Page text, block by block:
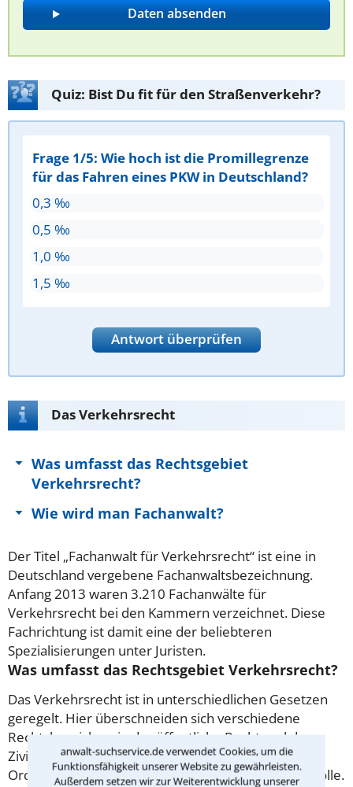
anwalt-suchservice.de verwendet Cookies, um die
Funktionsfähigkeit unserer Website zu gewährleisten.
Außerdem setzen wir zur Weiterentwicklung unserer
Quiz: Bist Du fit für den Straßenverkehr?
Frage 1/5: Wie hoch ist die Promillegrenze
für das Fahren eines PKW in Deutschland?
0,3 ‰
0,5 ‰
1,0 ‰
1,5 ‰
Antwort überprüfen
Das Verkehrsrecht
Was umfasst das Rechtsgebiet
Verkehrsrecht?
Wie wird man Fachanwalt?
Der Titel „Fachanwalt für Verkehrsrecht“ ist eine in
Deutschland vergebene Fachanwaltsbezeichnung.
Anfang 2013 waren 3.210 Fachanwälte für
Verkehrsrecht bei den Kammern verzeichnet. Diese
Fachrichtung ist damit eine der beliebteren
Spezialisierungen unter Juristen.
Was umfasst das Rechtsgebiet Verkehrsrecht?
Das Verkehrsrecht ist in unterschiedlichen Gesetzen
geregelt. Hier überschneiden sich verschiedene
Rechtsbereiche wie das öffentliche Recht und das
Zivilrecht. Auch das Straf- und
Ordnungswidrigkeitenrecht spielen eine wichtige Rolle.